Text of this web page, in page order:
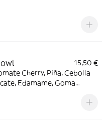
15,50 €
Cherry, Piña, Cebolla
Edamame, Goma